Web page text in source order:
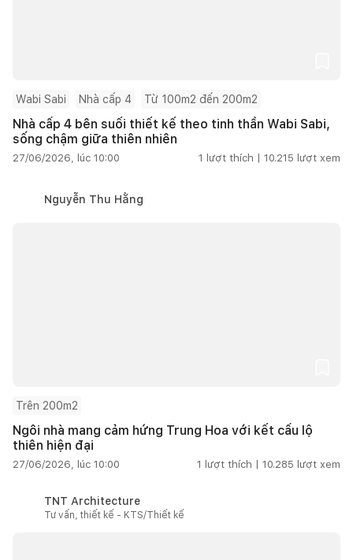
Wabi Sabi Nhà cấp 4 Từ 100m2 đến 200m2
Nhà cấp 4 bên suối thiết kế theo tinh thần Wabi Sabi,
sống chậm giữa thiên nhiên
27/06/2026, lúc 10:00 1 lượt thích | 10.215 lượt xem
Nguyễn Thu Hằng
Trên 200m2
Ngôi nhà mang cảm hứng Trung Hoa với kết cấu lộ
thiên hiện đại
27/06/2026, lúc 10:00 1 lượt thích | 10.285 lượt xem
TNT Architecture
Tư vấn, thiết kế - KTS/Thiết kế